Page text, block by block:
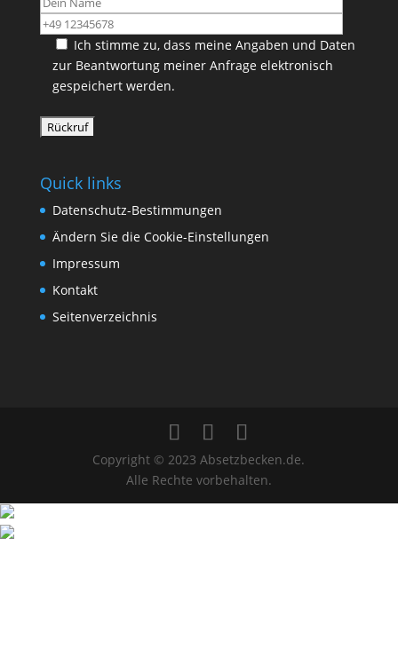
Ich stimme zu, dass meine Angaben und Daten
zur Beantwortung meiner Anfrage elektronisch
gespeichert werden.
Quick links
Datenschutz-Bestimmungen
Ändern Sie die Cookie-Einstellungen
Impressum
Kontakt
Seitenverzeichnis
Copyright © 2023 Absetzbecken.de.
Alle Rechte vorbehalten.